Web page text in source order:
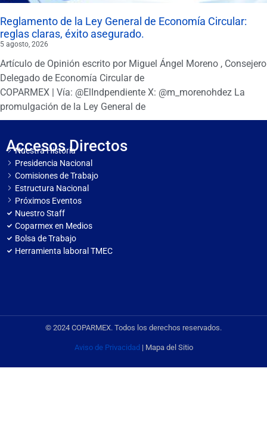
Reglamento de la Ley General de Economía Circular:
reglas claras, éxito asegurado.
5 agosto, 2026
Artículo de Opinión escrito por Miguel Ángel Moreno , Consejero
Delegado de Economía Circular de
COPARMEX | Vía: @ElIndpendiente X: @m_morenohdez La
promulgación de la Ley General de
Accesos Directos
Nuestra Historia
Presidencia Nacional
Comisiones de Trabajo
Estructura Nacional
Próximos Eventos
Nuestro Staff
Coparmex en Medios
Bolsa de Trabajo
Herramienta laboral TMEC
© 2024 COPARMEX. Todos los derechos reservados.
Aviso de Privacidad| Mapa del Sitio